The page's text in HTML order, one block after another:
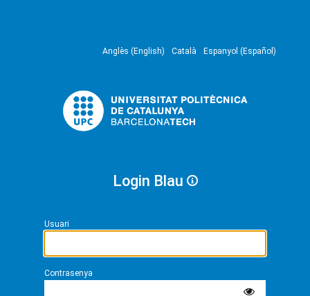
Anglès (English) Català Espanyol (Español)
Login Blau
Usuari
Contrasenya